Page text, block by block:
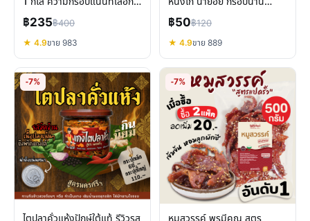
ได้
฿235฿400
★ 4.9ขาย 983
หลากรส
฿50฿120
★ 4.9ขาย 889
-7% -7%